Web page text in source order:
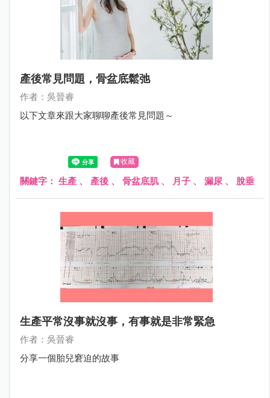
產後常見問題，骨盆底鬆弛
作者：吳晉睿
以下文章來跟大家聊聊產後常見問題～
收藏
關鍵字： 生產 、 產後 、 骨盆底肌、 月子 、 漏尿 、 脫垂
生產平常沒事就沒事，有事就是非常緊急
作者：吳晉睿
分享一個胎兒窘迫的故事